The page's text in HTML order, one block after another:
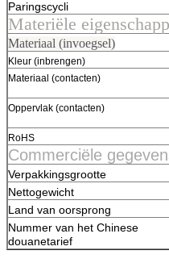
Paringscycli
Materiële
Materiaal (invoegsel)
Kleur (inbrengen)
Materiaal (contacten)
Oppervlak (contacten)
RoHS
Commerciële
Verpakkingsgrootte
Nettogewicht
Land van oorsprong
Nummer van het Chinese
douanetarief